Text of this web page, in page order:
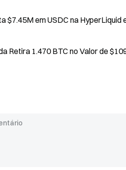
$7.45M em USDC na HyperLiquid